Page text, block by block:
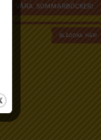
VÅRA SOMMARBÖCKER!
BLÄDDRA HÄR!